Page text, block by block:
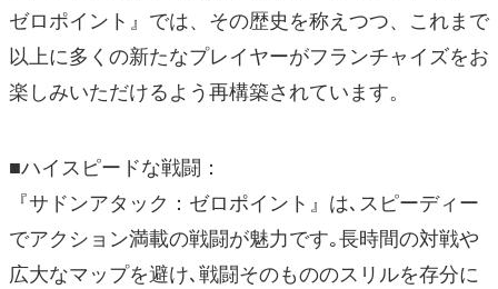
ゼロポイント』では、その歴史を称えつつ、これまで
以上に多くの新たなプレイヤーがフランチャイズをお
楽しみいただけるよう再構築されています。
■ハイスピードな戦闘：
『サドンアタック：ゼロポイント』は､スピーディー
でアクション満載の戦闘が魅力です｡長時間の対戦や
広大なマップを避け､戦闘そのもののスリルを存分に